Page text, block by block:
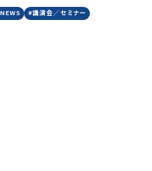
#講演会／セミナー